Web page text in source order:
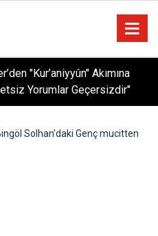
Yeni Trend: Düşük Kalorili
Solhan'daki Genç mucitten